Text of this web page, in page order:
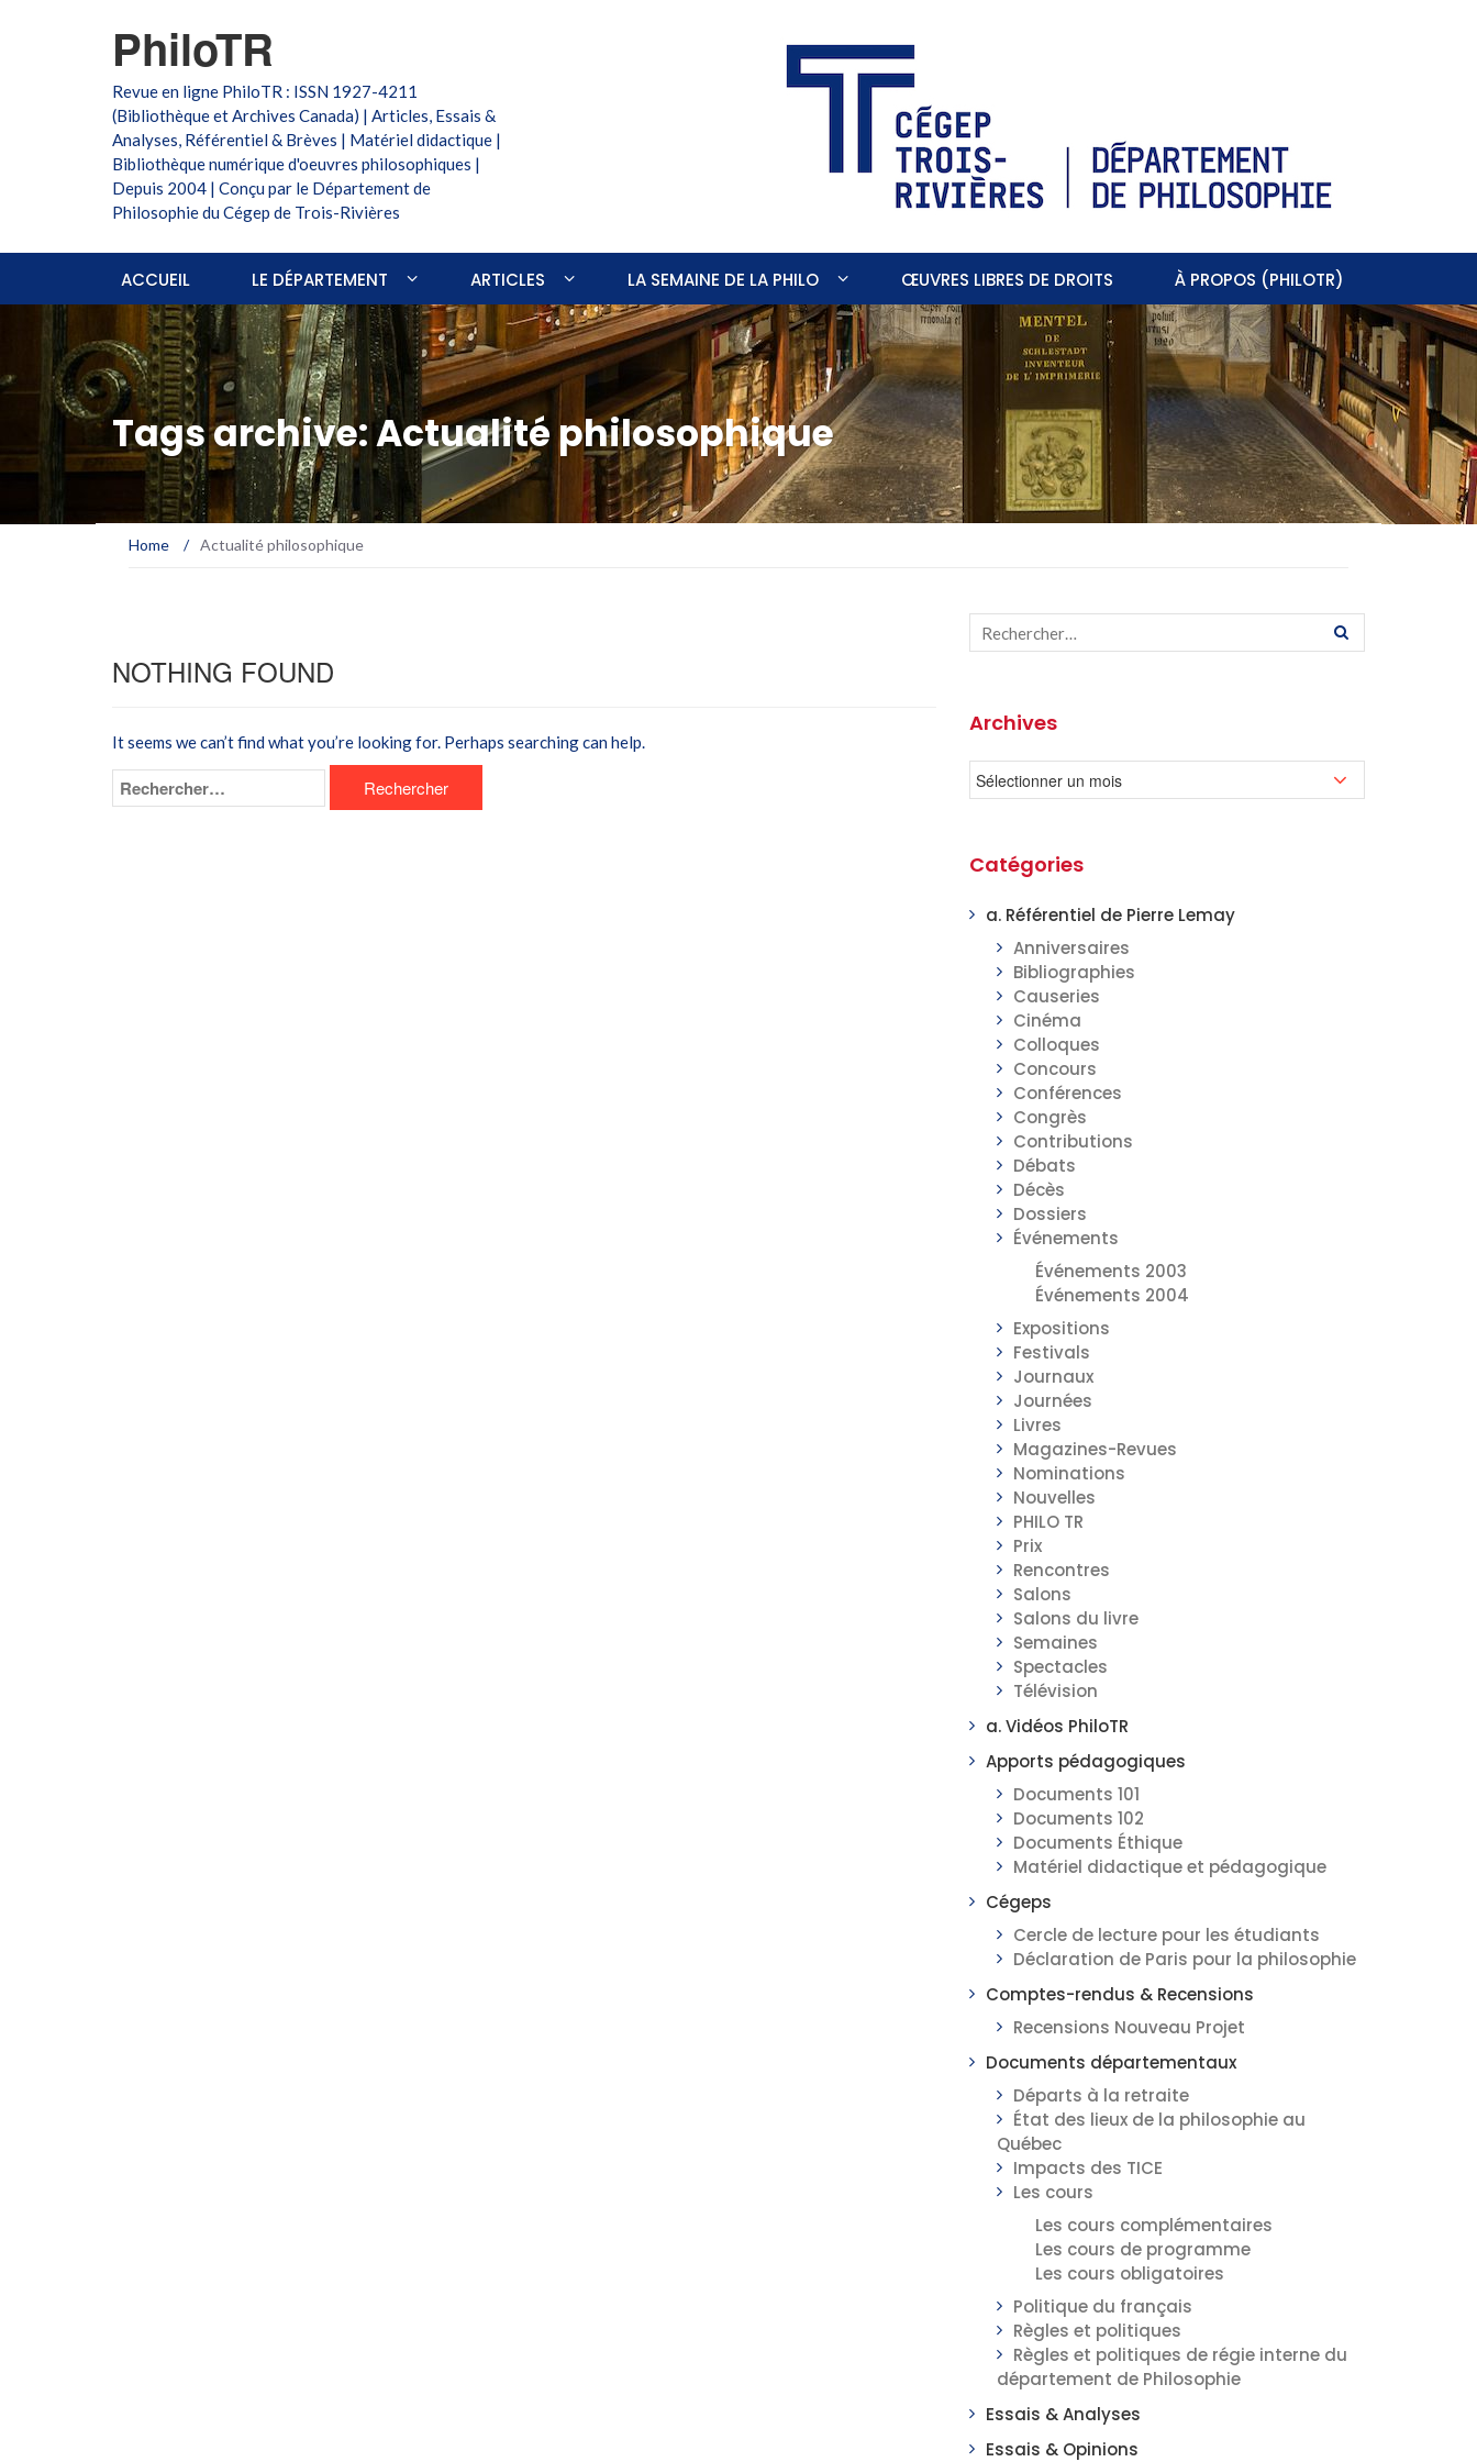
PhiloTR
Revue en ligne PhiloTR : ISSN 1927-4211
(Bibliothèque et Archives Canada) | Articles, Essais &
Analyses, Référentiel & Brèves | Matériel didactique |
Bibliothèque numérique d'oeuvres philosophiques |
Depuis 2004 | Conçu par le Département de
Philosophie du Cégep de Trois-Rivières
ACCUEIL LE DÉPARTEMENT ARTICLES LA SEMAINE DE LA PHILO ŒUVRES LIBRES DE DROITS À PROPOS (PHILOTR)
Tags archive: Actualité philosophique
Home / Actualité philosophique
NOTHING FOUND
It seems we can’t find what you’re looking for. Perhaps searching can help.
Archives
Catégories
a. Référentiel de Pierre Lemay
Anniversaires
Bibliographies
Causeries
Cinéma
Colloques
Concours
Conférences
Congrès
Contributions
Débats
Décès
Dossiers
Événements
Événements 2003
Événements 2004
Expositions
Festivals
Journaux
Journées
Livres
Magazines-Revues
Nominations
Nouvelles
PHILO TR
Prix
Rencontres
Salons
Salons du livre
Semaines
Spectacles
Télévision
a. Vidéos PhiloTR
Apports pédagogiques
Documents 101
Documents 102
Documents Éthique
Matériel didactique et pédagogique
Cégeps
Cercle de lecture pour les étudiants
Déclaration de Paris pour la philosophie
Comptes-rendus & Recensions
Recensions Nouveau Projet
Documents départementaux
Départs à la retraite
État des lieux de la philosophie au
Québec
Impacts des TICE
Les cours
Les cours complémentaires
Les cours de programme
Les cours obligatoires
Politique du français
Règles et politiques
Règles et politiques de régie interne du
département de Philosophie
Essais & Analyses
Essais & Opinions